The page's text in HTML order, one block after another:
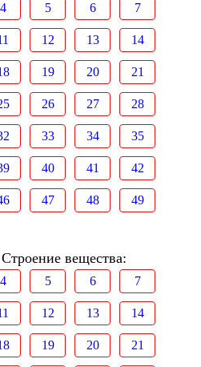
4 5 6 7
12 13 14
19 20 21
26 27 28
33 34 35
40 41 42
47 48 49
вещества:
4 5 6 7
12 13 14
19 20 21